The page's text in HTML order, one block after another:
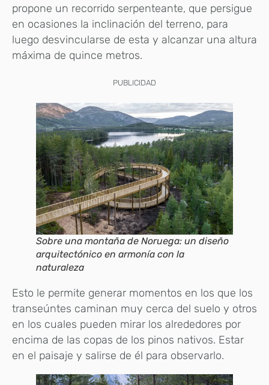
propone un recorrido serpenteante, que persigue
en ocasiones la inclinación del terreno, para
luego desvincularse de esta y alcanzar una altura
máxima de quince metros.
PUBLICIDAD
Sobre una montaña de Noruega: un diseño
arquitectónico en armonía con la
naturaleza
Esto le permite generar momentos en los que los
transeúntes caminan muy cerca del suelo y otros
en los cuales pueden mirar los alrededores por
encima de las copas de los pinos nativos. Estar
en el paisaje y salirse de él para observarlo.